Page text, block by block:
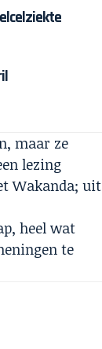
maar ze
lezing
Wakanda; uit
heel wat
te